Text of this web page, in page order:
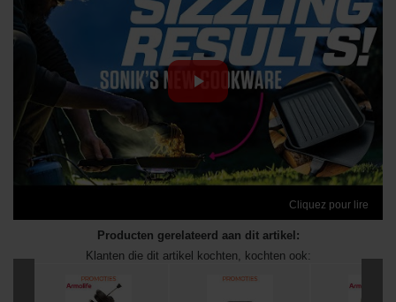
Cliquez pour lire
Producten gerelateerd aan dit artikel:
Klanten die dit artikel kochten, kochten ook: